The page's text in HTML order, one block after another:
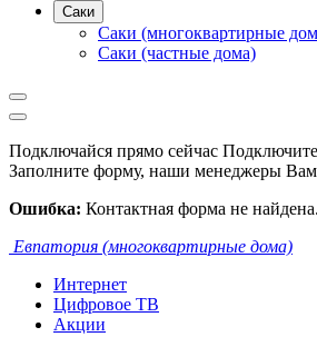
Саки
Саки (многоквартирные
Саки (частные дома)
Подключайся прямо сейчас
Заполните форму, наши менеджеры Вам
Ошибка: Контактная форма не найдена.
Евпатория (многоквартирные дома)
Интернет
Цифровое ТВ
Акции